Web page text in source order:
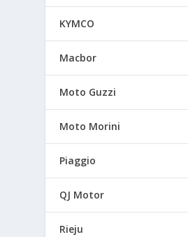
KYMCO
Macbor
Moto Guzzi
Moto Morini
Piaggio
QJ Motor
Rieju